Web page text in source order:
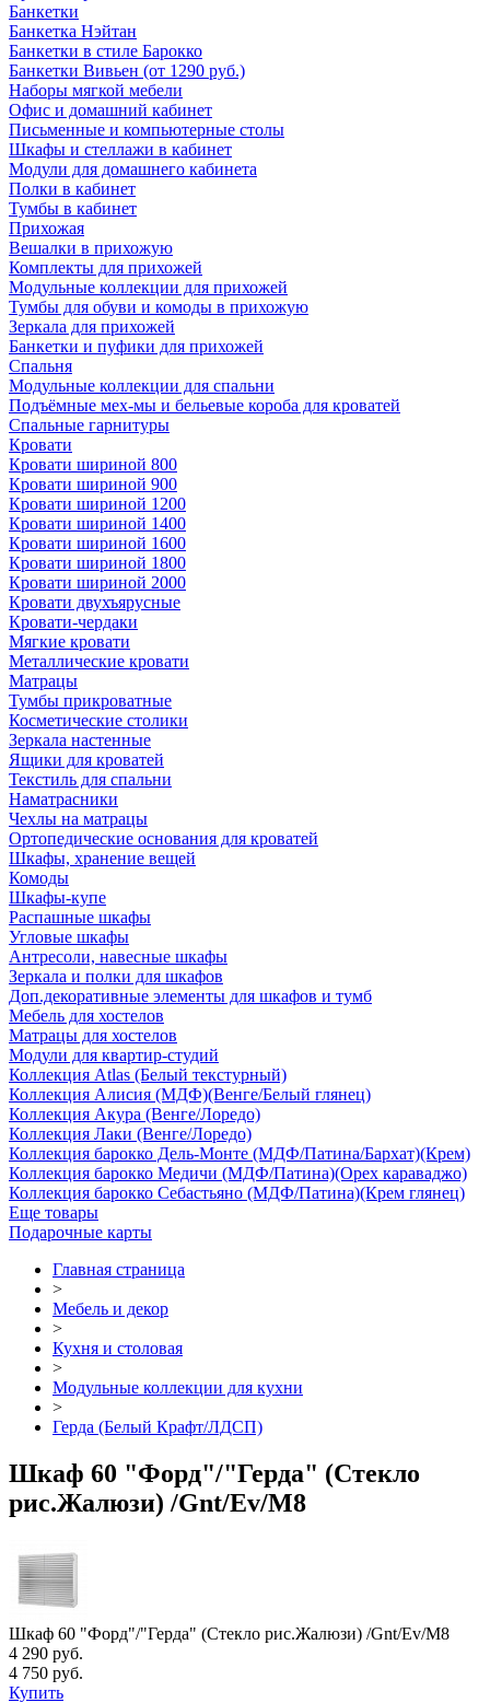
Банкетки
Банкетка Нэйтан
Банкетки в стиле Барокко
Банкетки Вивьен (от 1290 руб.)
Наборы мягкой мебели
Офис и домашний кабинет
Письменные и компьютерные столы
Шкафы и стеллажи в кабинет
Модули для домашнего кабинета
Полки в кабинет
Тумбы в кабинет
Прихожая
Вешалки в прихожую
Комплекты для прихожей
Модульные коллекции для прихожей
Тумбы для обуви и комоды в прихожую
Зеркала для прихожей
Банкетки и пуфики для прихожей
Спальня
Модульные коллекции для спальни
Подъёмные мех-мы и бельевые короба для кроватей
Спальные гарнитуры
Кровати
Кровати шириной 800
Кровати шириной 900
Кровати шириной 1200
Кровати шириной 1400
Кровати шириной 1600
Кровати шириной 1800
Кровати шириной 2000
Кровати двухъярусные
Кровати-чердаки
Мягкие кровати
Металлические кровати
Матрацы
Тумбы прикроватные
Косметические столики
Зеркала настенные
Ящики для кроватей
Текстиль для спальни
Наматрасники
Чехлы на матрацы
Ортопедические основания для кроватей
Шкафы, хранение вещей
Комоды
Шкафы-купе
Распашные шкафы
Угловые шкафы
Антресоли, навесные шкафы
Зеркала и полки для шкафов
Доп.декоративные элементы для шкафов и тумб
Мебель для хостелов
Матрацы для хостелов
Модули для квартир-студий
Коллекция Atlas (Белый текстурный)
Коллекция Алисия (МДФ)(Венге/Белый глянец)
Коллекция Акура (Венге/Лоредо)
Коллекция Лаки (Венге/Лоредо)
Коллекция барокко Дель-Монте (МДФ/Патина/Бархат)(Крем)
Коллекция барокко Медичи (МДФ/Патина)(Орех караваджо)
Коллекция барокко Себастьяно (МДФ/Патина)(Крем глянец)
Еще товары
Подарочные карты
Главная страница
>
Мебель и декор
>
Кухня и столовая
>
Модульные коллекции для кухни
>
Герда (Белый Крафт/ЛДСП)
Шкаф 60 "Форд"/"Герда" (Стекло
рис.Жалюзи) /Gnt/Ev/М8
Шкаф 60 "Форд"/"Герда" (Стекло рис.Жалюзи) /Gnt/Ev/М8
4 290 руб.
4 750 руб.
Купить